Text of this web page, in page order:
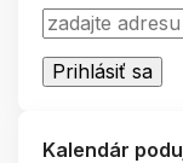
Kalendár